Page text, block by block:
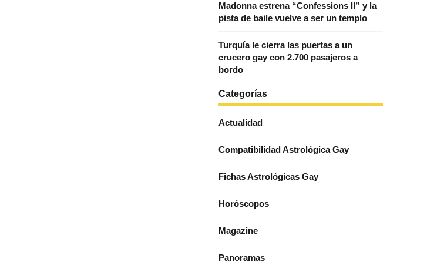
Madonna estrena “Confessions II” y la
pista de baile vuelve a ser un templo
Turquía le cierra las puertas a un
crucero gay con 2.700 pasajeros a
bordo
Categorías
Actualidad
Compatibilidad Astrológica Gay
Fichas Astrológicas Gay
Horóscopos
Magazine
Panoramas